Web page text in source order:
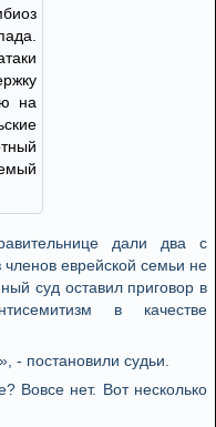
на
дали два с
членов еврейской семьи не
суд оставил приговор в
в качестве
постановили судьи.
Вовсе нет. Вот несколько